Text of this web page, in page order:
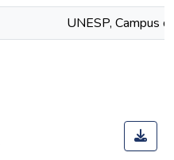
UNESP, Campus